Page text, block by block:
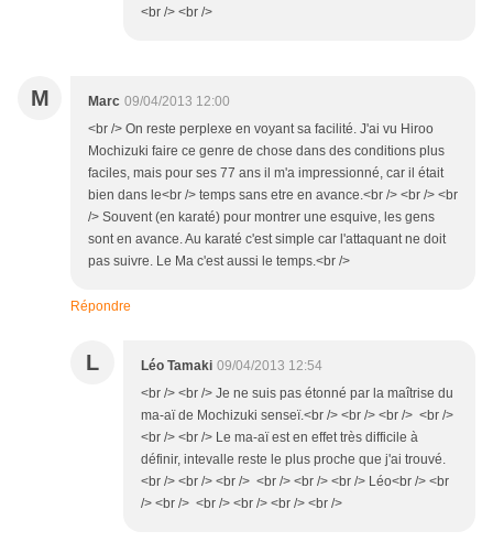
<br /> <br />
M Marc 09/04/2013 12:00
<br /> On reste perplexe en voyant sa facilité. J'ai vu Hiroo
Mochizuki faire ce genre de chose dans des conditions plus
faciles, mais pour ses 77 ans il m'a impressionné, car il était
bien dans le<br /> temps sans etre en avance.<br /> <br /> <br
/> Souvent (en karaté) pour montrer une esquive, les gens
sont en avance. Au karaté c'est simple car l'attaquant ne doit
pas suivre. Le Ma c'est aussi le temps.<br />
Répondre
L Léo Tamaki 09/04/2013 12:54
<br /> <br /> Je ne suis pas étonné par la maîtrise du
ma-aï de Mochizuki senseï.<br /> <br /> <br /> <br />
<br /> <br /> Le ma-aï est en effet très difficile à
définir, intevalle reste le plus proche que j'ai trouvé.
<br /> <br /> <br /> <br /> <br /> <br /> Léo<br /> <br
/> <br /> <br /> <br /> <br /> <br />